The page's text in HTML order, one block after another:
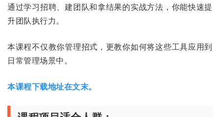
通过学习招聘、建团队和拿结果的实战方法，你能快速提
升团队执行力。
本课程不仅教你管理招式，更教你如何将这些工具应用到
日常管理场景中。
本课程下载地址在文末。